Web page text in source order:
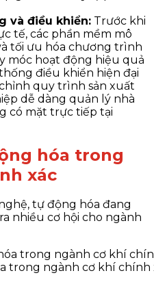
và điều khiển: Trước khi
tế, các phần mềm mô
tối ưu hóa chương trình
móc hoạt động hiệu quả
điều khiển hiện đại
quy trình sản xuất
dễ dàng quản lý nhà
có mặt trực tiếp tại
hóa trong
xác
tự động hóa đang
nhiều cơ hội cho ngành
trong ngành cơ khí chính